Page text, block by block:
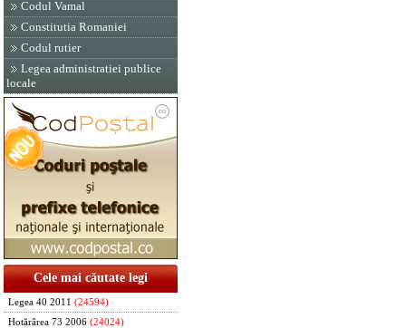
Codul Vamal
Constitutia Romaniei
Codul rutier
Legea administratiei publice
locale
Cele mai căutate legi
Legea 40 2011 (24594)
Hotărârea 73 2006 (24024)